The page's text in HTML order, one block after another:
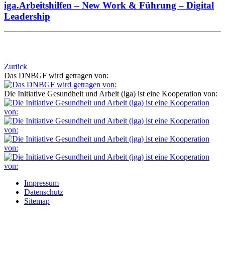
iga.Arbeitshilfen – New Work & Führung – Digital
Leadership
Zurück
Das DNBGF wird getragen von:
Die Initiative Gesundheit und Arbeit (iga) ist eine Kooperation von:
Impressum
Datenschutz
Sitemap